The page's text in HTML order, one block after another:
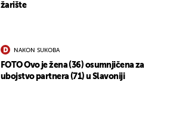
žarište
NAKON SUKOBA
FOTO Ovo je žena (36) osumnjičena za
ubojstvo partnera (71) u Slavoniji